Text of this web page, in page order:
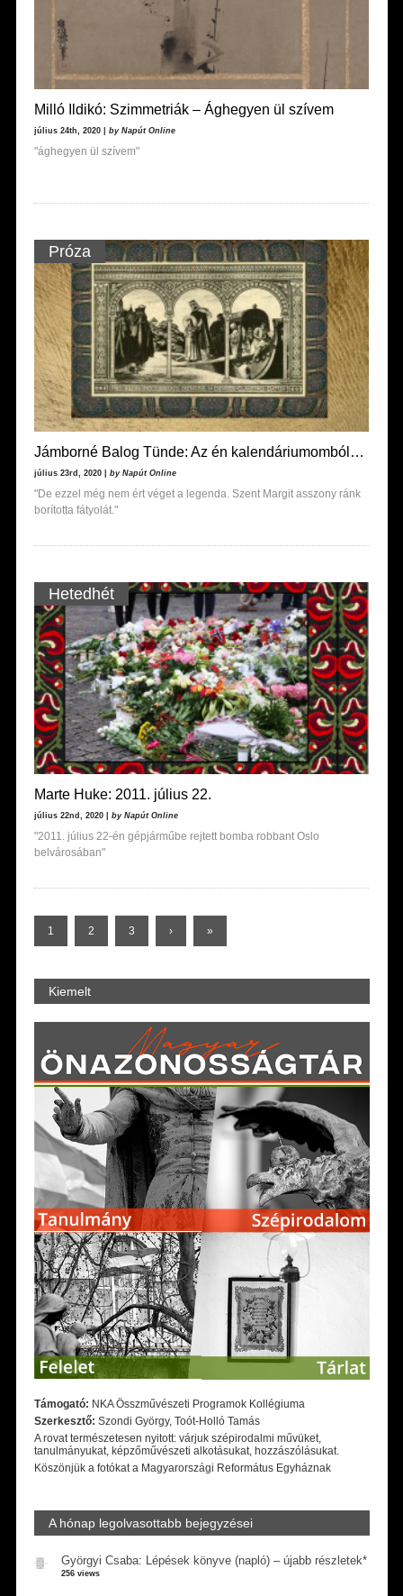
Milló Ildikó: Szimmetriák – Ághegyen ül szívem
július 24th, 2020 | by Napút Online
"ághegyen ül szívem"
Próza
Jámborné Balog Tünde: Az én kalendáriumomból…
július 23rd, 2020 | by Napút Online
"De ezzel még nem ért véget a legenda. Szent Margit asszony ránk
borította fátyolát."
Hetedhét
Marte Huke: 2011. július 22.
július 22nd, 2020 | by Napút Online
"2011. július 22-én gépjárműbe rejtett bomba robbant Oslo
belvárosában"
1 2 3 › »
Kiemelt
Támogató: NKA Összművészeti Programok Kollégiuma
Szerkesztő: Szondi György, Toót-Holló Tamás
A rovat természetesen nyitott: várjuk szépirodalmi művüket,
tanulmányukat, képzőművészeti alkotásukat, hozzászólásukat.
Köszönjük a fotókat a Magyarországi Református Egyháznak
A hónap legolvasottabb bejegyzései
Györgyi Csaba: Lépések könyve (napló) – újabb részletek*
256 views